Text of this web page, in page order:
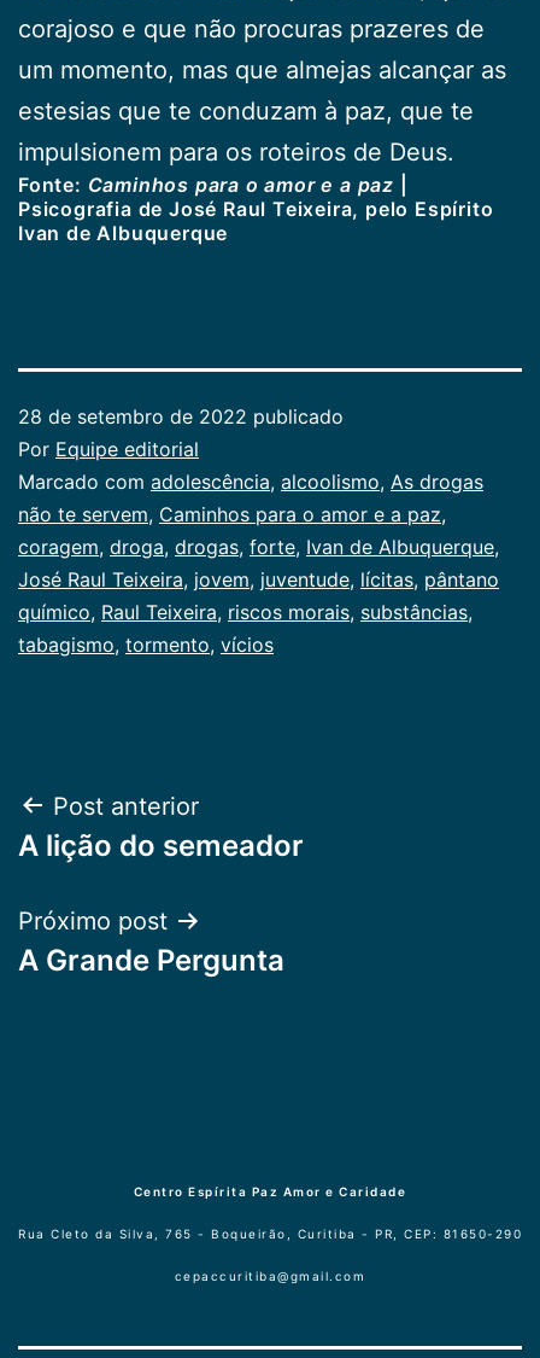
corajoso e que não procuras prazeres de
um momento, mas que almejas alcançar as
estesias que te conduzam à paz, que te
impulsionem para os roteiros de Deus.
Fonte: Caminhos para o amor e a paz
Psicografia de José Raul Teixeira, pelo Espírito
Ivan de Albuquerque
28 de setembro de 2022 publicado
Por Equipe editorial
Categorizado
como
Juventude,
Publicogeral
Marcado com adolescência, alcoolismo, As drogas
não te servem, Caminhos para o amor e a paz,
coragem, droga, drogas, forte, Ivan de Albuquerque,
José Raul Teixeira, jovem, juventude, lícitas, pântano
químico, Raul Teixeira, riscos morais, substâncias,
tabagismo, tormento, vícios
Navegação
de
Post
Post anterior
A lição do semeador
Próximo post
A Grande Pergunta
Centro Espírita Paz Amor e Caridade
Rua Cleto da Silva, 765 - Boqueirão, Curitiba - PR, CEP: 81650-290
cepaccuritiba@gmail.com